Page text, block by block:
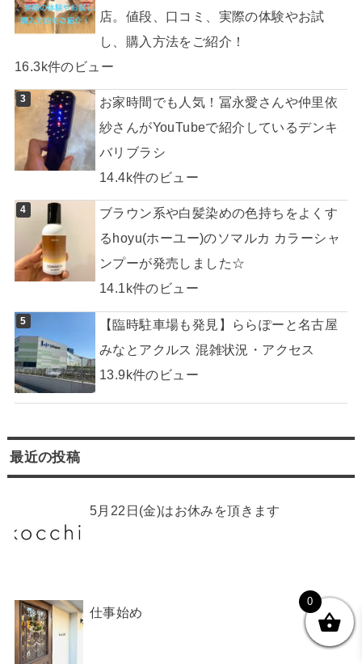
店。値段、口コミ、実際の体験やお試
し、購入方法をご紹介！
16.3k件のビュー
お家時間でも人気！冨永愛さんや仲里依
紗さんがYouTubeで紹介しているデンキ
バリブラシ
14.4k件のビュー
ブラウン系や白髪染めの色持ちをよくす
るhoyu(ホーユー)のソマルカ カラーシャ
ンプーが発売しました☆
14.1k件のビュー
【臨時駐車場も発見】ららぽーと名古屋
みなとアクルス 混雑状況・アクセス
13.9k件のビュー
最近の投稿
5月22日(金)はお休みを頂きます
仕事始め
0